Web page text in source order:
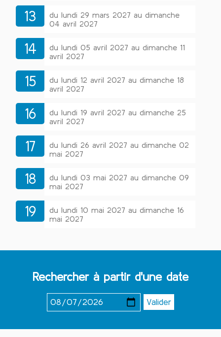
13
du lundi 29 mars 2027 au dimanche
04 avril 2027
14
du lundi 05 avril 2027 au dimanche 11
avril 2027
15
du lundi 12 avril 2027 au dimanche 18
avril 2027
16
du lundi 19 avril 2027 au dimanche 25
avril 2027
17
du lundi 26 avril 2027 au dimanche 02
mai 2027
18
du lundi 03 mai 2027 au dimanche 09
mai 2027
19
du lundi 10 mai 2027 au dimanche 16
mai 2027
Rechercher à partir d'une date